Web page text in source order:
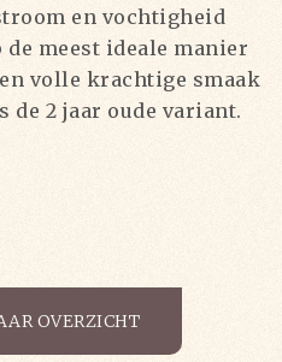
en vochtigheid
meest ideale manier
volle krachtige smaak
de 2 jaar oude variant.
OVERZICHT